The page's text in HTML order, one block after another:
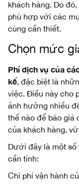
khách hàng. Do
phù hợp với các
cùng cần thiết.
Chọn mức
Phí dịch vụ của
kể, đặc biệt là
việc. Điều này cho
ảnh hưởng nhiều
thế nào để báo giá
của khách hàng,
Dưới đây là một số
cần tính:
Chi phí vận hành